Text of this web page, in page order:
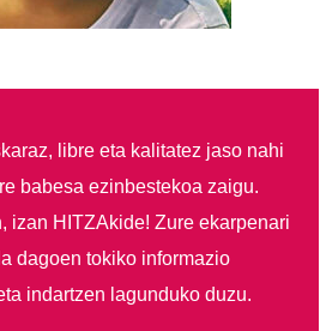
libre eta kalitatez jaso nahi
babesa ezinbestekoa zaigu.
izan HITZAkide!Zure ekarpenari
dagoen tokiko informazio
indartzen lagunduko duzu.